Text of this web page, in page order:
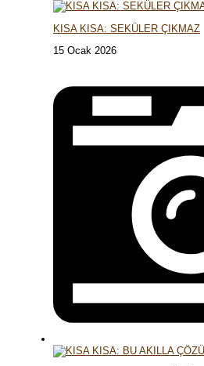
KISA KISA: SEKÜLER ÇIKMAZ
15 Ocak 2026